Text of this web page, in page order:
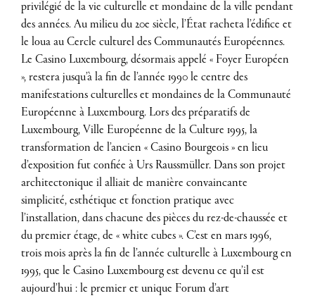
privilégié de la vie culturelle et mondaine de la ville pendant
des années. Au milieu du 20e siècle, l’État racheta l’édifice et
le loua au Cercle culturel des Communautés Européennes.
Le Casino Luxembourg, désormais appelé « Foyer Européen
», restera jusqu’à la fin de l’année 1990 le centre des
manifestations culturelles et mondaines de la Communauté
Européenne à Luxembourg. Lors des préparatifs de
Luxembourg, Ville Européenne de la Culture 1995, la
transformation de l’ancien « Casino Bourgeois » en lieu
d’exposition fut confiée à Urs Raussmüller. Dans son projet
architectonique il alliait de manière convaincante
simplicité, esthétique et fonction pratique avec
l’installation, dans chacune des pièces du rez-de-chaussée et
du premier étage, de « white cubes ». C’est en mars 1996,
trois mois après la fin de l’année culturelle à Luxembourg en
1995, que le Casino Luxembourg est devenu ce qu’il est
aujourd’hui : le premier et unique Forum d’art